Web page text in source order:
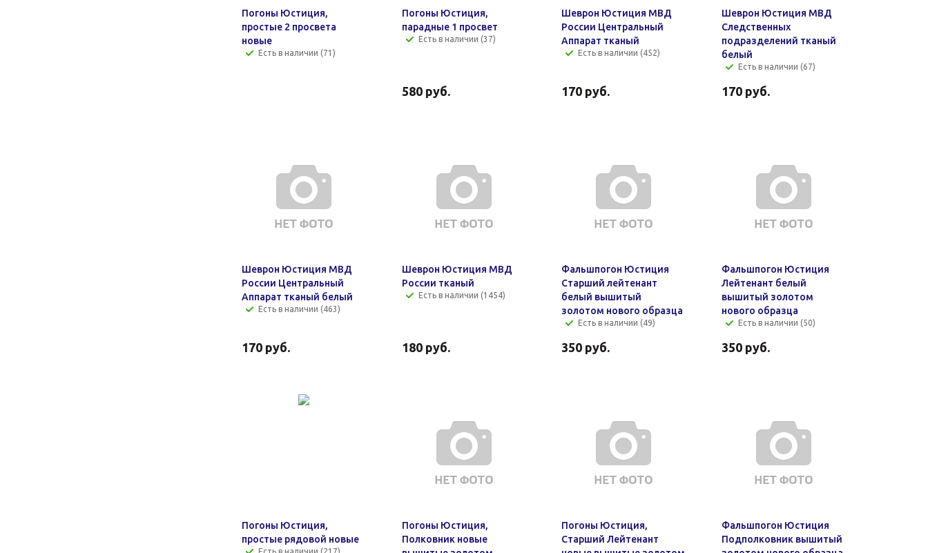
Погоны Юстиция,
простые 2 просвета
новые
Есть в наличии (71)
Погоны Юстиция,
парадные 1 просвет
Есть в наличии (37)
580руб.
Шеврон Юстиция МВД
России Центральный
Аппарат тканый
Есть в наличии (452)
170 руб.
Шеврон Юстиция МВД
Следственных
подразделений тканый
белый
Есть в наличии (67)
170руб.
Шеврон Юстиция МВД
России Центральный
Аппарат тканый белый
Есть в наличии (463)
170 руб.
Шеврон Юстиция МВД
России тканый
Есть в наличии (1454)
180руб.
Фальшпогон Юстиция
Старший лейтенант
белый вышитый
золотом нового образца
Есть в наличии (49)
350 руб.
Фальшпогон Юстиция
Лейтенант белый
вышитый золотом
нового образца
Есть в наличии (50)
350руб.
Погоны Юстиция,
простые рядовой новые
Погоны Юстиция,
Полковник новые
Погоны Юстиция,
Старший Лейтенант
Фальшпогон Юстиция
Подполковник вышитый